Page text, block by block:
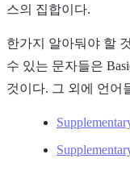
스의 집합이다.
한가지 알아둬야 할
수 있는 문자들은
것이다. 그 외에 언어